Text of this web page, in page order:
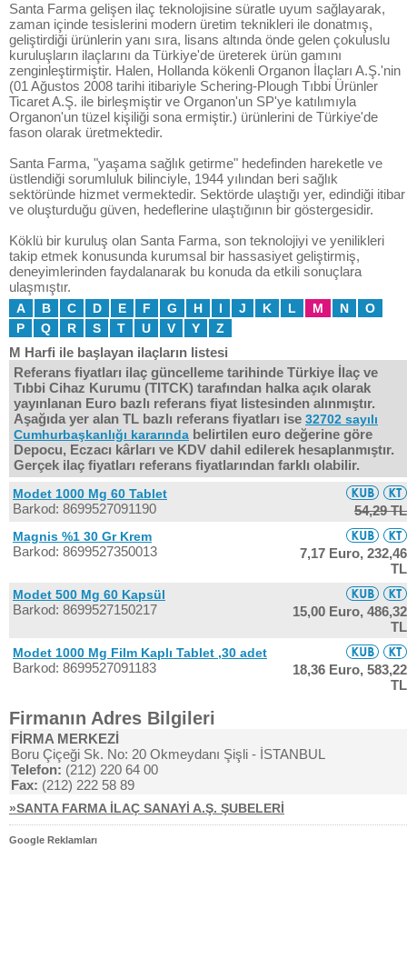
Santa Farma gelişen ilaç teknolojisine süratle uyum sağlayarak,
zaman içinde tesislerini modern üretim teknikleri ile donatmış,
geliştirdiği ürünlerin yanı sıra, lisans altında önde gelen çokuluslu
kuruluşların ilaçlarını da Türkiye'de üreterek ürün gamını
zenginleştirmiştir. Halen, Hollanda kökenli Organon İlaçları A.Ş.'nin
(01 Ağustos 2008 tarihi itibariyle Schering-Plough Tıbbi Ürünler
Ticaret A.Ş. ile birleşmiştir ve Organon'un SP'ye katılımıyla
Organon'un tüzel kişiliği sona ermiştir.) ürünlerini de Türkiye'de
fason olarak üretmektedir.
Santa Farma, "yaşama sağlık getirme" hedefinden hareketle ve
üstlendiği sorumluluk bilinciyle, 1944 yılından beri sağlık
sektöründe hizmet vermektedir. Sektörde ulaştığı yer, edindiği itibar
ve oluşturduğu güven, hedeflerine ulaştığının bir göstergesidir.
Köklü bir kuruluş olan Santa Farma, son teknolojiyi ve yenilikleri
takip etmek konusunda kurumsal bir hassasiyet geliştirmiş,
deneyimlerinden faydalanarak bu konuda da etkili sonuçlara
ulaşmıştır.
A B C D E F G H I J K L M N
O
P
Q R S T U V Y Z
M Harfi ile başlayan ilaçların listesi
Referans fiyatları ilaç güncelleme tarihinde Türkiye İlaç ve
Tıbbi Cihaz Kurumu (TITCK) tarafından halka açık olarak
yayınlanan Euro bazlı referans fiyat listesinden alınmıştır.
Aşağıda yer alan TL bazlı referans fiyatları ise 32702 sayılı
Cumhurbaşkanlığı kararında belirtilen euro değerine göre
Depocu, Eczacı kârları ve KDV dahil edilerek hesaplanmıştır.
Gerçek ilaç fiyatları referans fiyatlarından farklı olabilir.
Modet 1000 Mg 60 Tablet
Barkod: 8699527091190 54,29 TL
Magnis %1 30 Gr Krem
Barkod: 8699527350013 7,17 Euro, 232,46
TL
Modet 500 Mg 60 Kapsül
Barkod: 8699527150217 15,00 Euro, 486,32
TL
Modet 1000 Mg Film Kaplı Tablet ,30 adet
Barkod: 8699527091183 18,36 Euro, 583,22
TL
Firmanın Adres Bilgileri
FİRMA MERKEZİ
Boru Çiçeği Sk. No: 20 Okmeydanı Şişli - İSTANBUL
Telefon: (212) 220 64 00
Fax: (212) 222 58 89
»SANTA FARMA İLAÇ SANAYİ A.Ş. ŞUBELERİ
Google Reklamları